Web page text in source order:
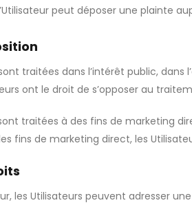
peut déposer une plainte
traitées dans l’intérêt public,
ont le droit de s’opposer au
traitées à des fins de marketing
fins de marketing direct, les
les Utilisateurs peuvent adresser